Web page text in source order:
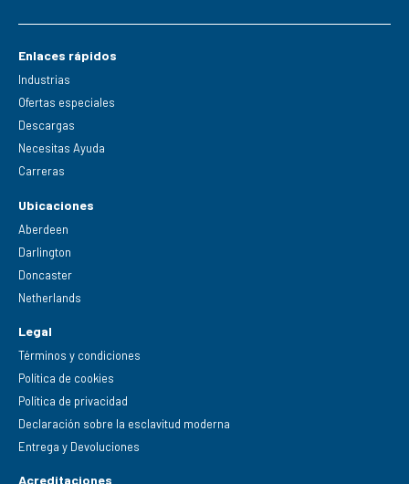
Enlaces rápidos
Industrias
Ofertas especiales
Descargas
Necesitas Ayuda
Carreras
Ubicaciones
Aberdeen
Darlington
Doncaster
Netherlands
Legal
Términos y condiciones
Política de cookies
Política de privacidad
Declaración sobre la esclavitud moderna
Entrega y Devoluciones
Acreditaciones